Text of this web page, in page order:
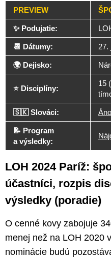
PREVIEW
✨ Podujatie:
📆 Dátumy: 27.
🌍 Dejisko:
⭐ Disciplíny:
15
🇸🇰 Slováci:
📝 Program
a výsledky:
LOH 2024 Paríž:
účastníci, rozpis
výsledky (poradie)
O cenné kovy zabojuje
menej než na LOH 2020
nominácie budú